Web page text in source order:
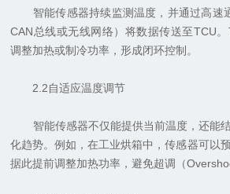
智能传感器持续监测温度，并通过高速通
CAN总线或无线网络）将数据传送至TCU
调整加热或制冷功率，形成闭环控制。
2.2自适应温度调节
智能传感器不仅能提供当前温度，还能
化趋势。例如，在工业烘箱中，传感器可以
据此提前调整加热功率，避免超调（